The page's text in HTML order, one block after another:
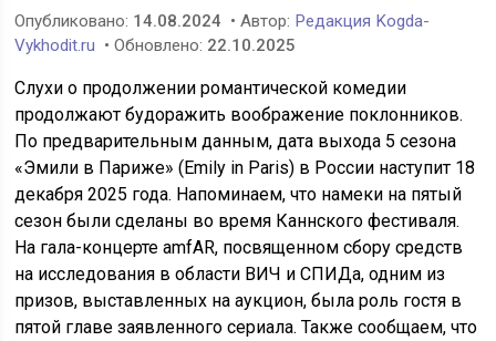
Опубликовано: 14.08.2024 • Автор: Редакция Kogda-
Vykhodit.ru • Обновлено: 22.10.2025
Слухи о продолжении романтической комедии
продолжают будоражить воображение поклонников.
По предварительным данным, дата выхода 5 сезона
«Эмили в Париже» (Emily in Paris) в России наступит 18
декабря 2025 года. Напоминаем, что намеки на пятый
сезон были сделаны во время Каннского фестиваля.
На гала-концерте amfAR, посвященном сбору средств
на исследования в области ВИЧ и СПИДа, одним из
призов, выставленных на аукцион, была роль гостя в
пятой главе заявленного сериала. Также сообщаем, что